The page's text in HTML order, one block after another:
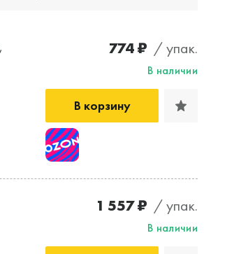
774 ₽ / упак.
В наличии
В корзину
1 557 ₽ / упак.
В наличии